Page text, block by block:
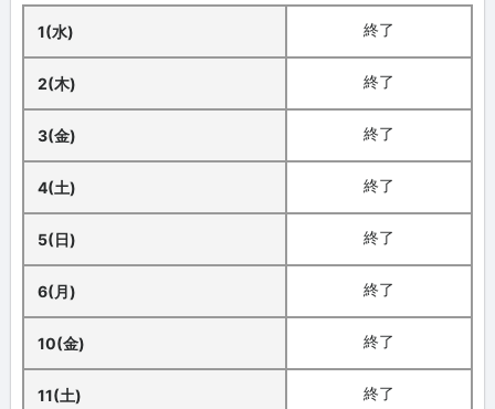
1(水) 終了
2(木) 終了
3(金) 終了
4(土) 終了
5(日) 終了
6(月) 終了
10(金) 終了
11(土) 終了